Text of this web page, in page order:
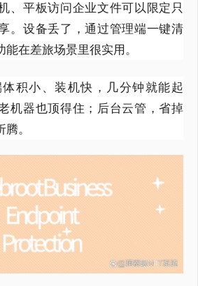
、平板访问企业文件可以限定只
。设备丢了，通过管理端一键清
在差旅场景里很实用。
积小、装机快，几分钟就能起
机器也顶得住；后台云管，省掉
。